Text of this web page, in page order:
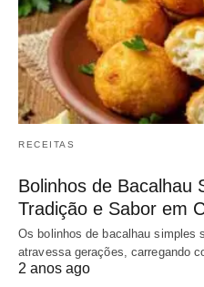
RECEITAS
Bolinhos de Bacalhau
Tradição e Sabor em
Os bolinhos de bacalhau simples
atravessa gerações, carregando
2 anos ago